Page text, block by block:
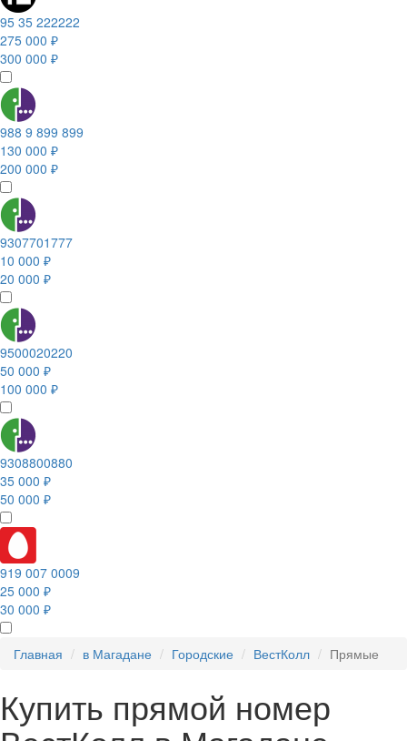
95 35 222222
275 000 ₽
300 000 ₽
988 9 899 899
130 000 ₽
200 000 ₽
9307701777
10 000 ₽
20 000 ₽
9500020220
50 000 ₽
100 000 ₽
9308800880
35 000 ₽
50 000 ₽
919 007 0009
25 000 ₽
30 000 ₽
Главная в Магадане Городские ВестКолл Прямые
Купить прямой номер